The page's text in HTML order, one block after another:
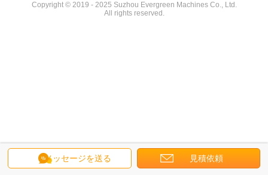
メッセージを送る 見積依頼
Copyright © 2019 - 2025 Suzhou Evergreen Machines Co., Ltd.
All rights reserved.